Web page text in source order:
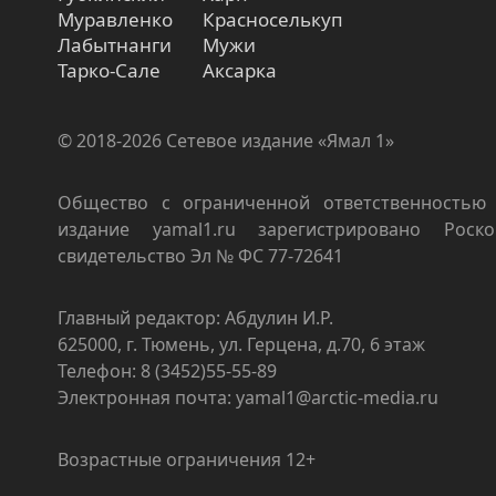
Муравленко
Лабытнанги
Тарко-Сале
Красноселькуп
Мужи
Аксарка
© 2018-2026 Сетевое издание «Ямал 1»
Общество с ограниченной
издание yamal1.ru зарегистрировано
свидетельство Эл № ФС 77-72641
Главный редактор: Абдулин И.Р.
625000, г. Тюмень, ул. Герцена, д.70, 6 этаж
Телефон: 8 (3452)55-55-89
Электронная почта: yamal1@arctic-media.ru
Возрастные ограничения 12+